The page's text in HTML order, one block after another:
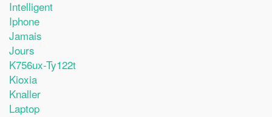
Intelligent
Iphone
Jamais
Jours
K756ux-Ty122t
Kioxia
Knaller
Laptop